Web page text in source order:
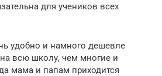
для учеников всех
удобно и намного дешевле
всю школу, чем многие и
мама и папам приходится